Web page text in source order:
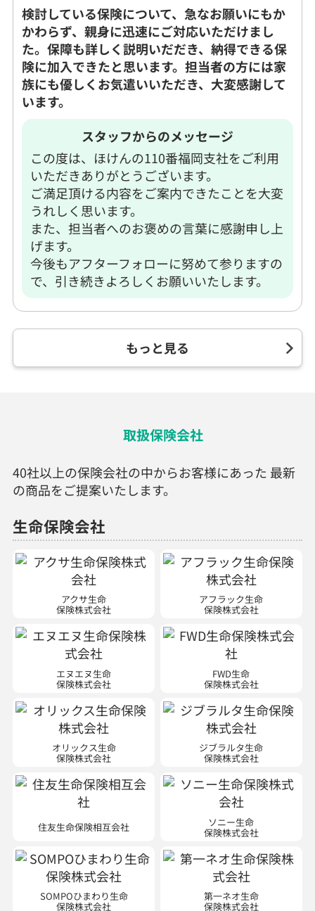
検討している保険について、急なお願いにもか
かわらず、親身に迅速にご対応いただけまし
た。保障も詳しく説明いだだき、納得できる保
険に加入できたと思います。担当者の方には家
族にも優しくお気遣いいただき、大変感謝して
います。
スタッフからのメッセージ
この度は、ほけんの110番福岡支社をご利用
いただきありがとうございます。
ご満足頂ける内容をご案内できたことを大変
うれしく思います。
また、担当者へのお褒めの言葉に感謝申し上
げます。
今後もアフターフォローに努めて参りますの
で、引き続きよろしくお願いいたします。
もっと見る
取扱保険会社
40社以上の保険会社の中からお客様にあった 最新
の商品をご提案いたします。
生命保険会社
アクサ生命
保険株式会社
アフラック生命
保険株式会社
エヌエヌ生命
保険株式会社
FWD生命
保険株式会社
オリックス生命
保険株式会社
ジブラルタ生命
保険株式会社
住友生命保険相互会社 ソニー生命
保険株式会社
SOMPOひまわり生命
保険株式会社
第一ネオ生命
保険株式会社